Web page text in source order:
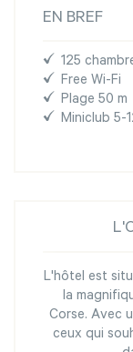
EN BREF
125
Free Wi-Fi
Plage 50 m
Miniclub 5-
L'hôtel est
la
Corse. Avec
ceux qui